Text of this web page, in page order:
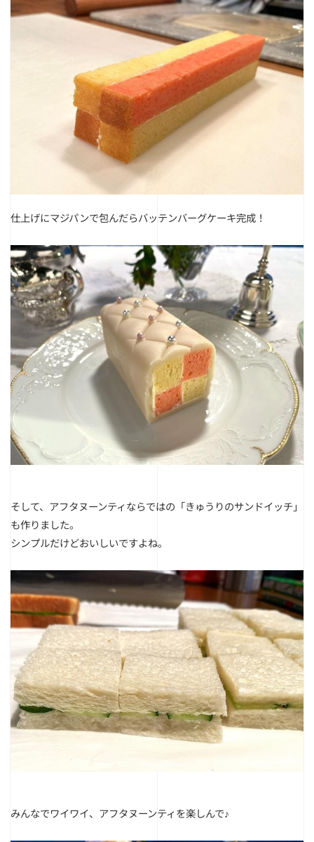
仕上げにマジパンで包んだらバッテンバーグケーキ完成！
そして、アフタヌーンティならではの「きゅうりのサンドイッチ」
も作りました。
シンプルだけどおいしいですよね。
みんなでワイワイ、アフタヌーンティを楽しんで♪